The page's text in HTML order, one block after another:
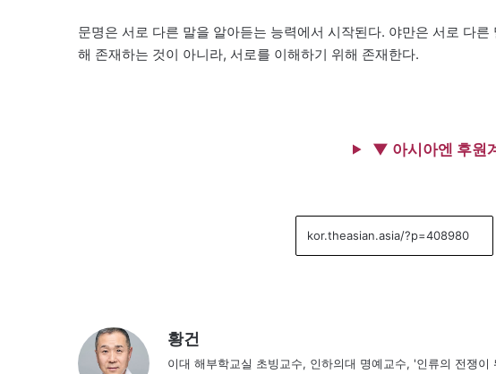
문명은 서로 다른 말을 알아듣는 능력에서 시작된다. 야만은 서로 다
해 존재하는 것이 아니라, 서로를 이해하기 위해 존재한다.
▼ 아시아엔 후원
황건
이대 해부학교실 초빙교수, 인하의대 명예교수, '인류의 전쟁이